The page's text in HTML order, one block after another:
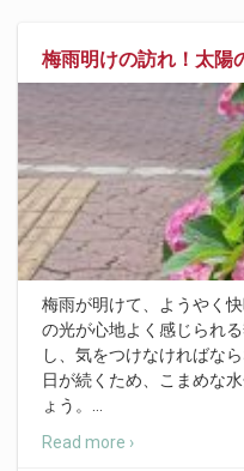
梅雨明けの訪れ！太陽
梅雨が明けて、ようやく
の光が心地よく感じられ
し、気をつけなければな
日が続くため、こまめな
ょう。
Read more ›